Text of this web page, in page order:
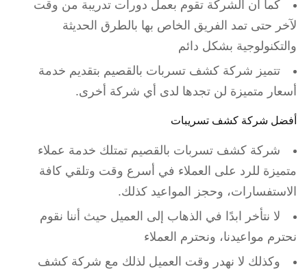
كما أن الشركة تقوم بعمل دورات تدريبة من وقت
لآخر حتى تمد الفريق الخاص بها بالطرق الحديثة
والتكنولوجية بشكل دائم
تتميز شركة كشف تسربات بالقصيم بتقديم خدمة
أسعار متميزة لن تجدها لدى أي شركة أخرى.
أفضل شركة كشف تسريبات
شركة كشف تسربات بالقصيم تمتلك خدمة عملاء
متميزة للرد على العملاء في أسرع وقت وتلقي كافة
الاستفسارات، وحجز المواعيد كذلك.
لا نتأخر ابدًا في الذهاب إلى العميل حيث أننا نقوم
نحترم مواعيدنا، ونحترم العملاء
وكذلك لا نهدر وقت العميل لذلك مع شركة كشف